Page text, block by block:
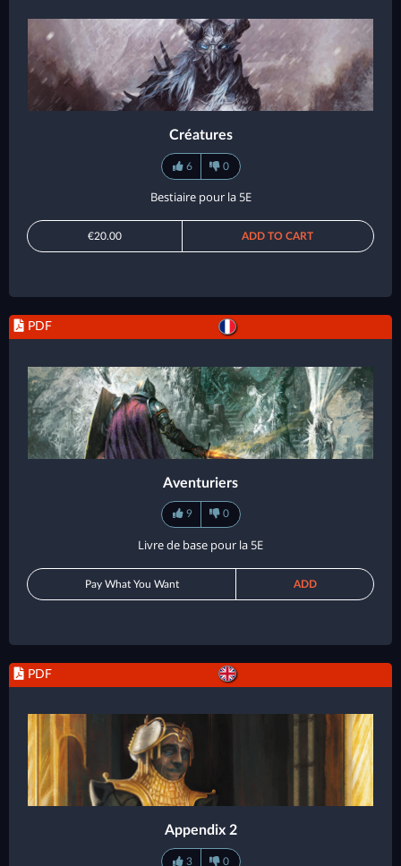
Créatures
6 0
Bestiaire pour la 5E
€20.00 ADD TO CART
PDF
Aventuriers
9 0
Livre de base pour la 5E
Pay What You Want ADD
PDF
Appendix 2
3 0